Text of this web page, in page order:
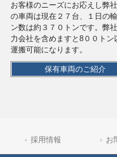
お客様のニーズにお応えし弊
の車両は現在２７台、１日の
ン数は約３７０トンです。弊
力会社を含めますと8００トン
運搬可能になります。
保有車両のご紹介
採用情報 お